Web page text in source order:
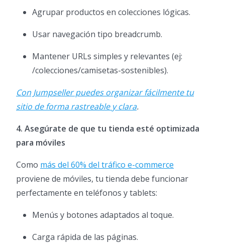
Agrupar productos en colecciones lógicas.
Usar navegación tipo breadcrumb.
Mantener URLs simples y relevantes (ej:
/colecciones/camisetas-sostenibles).
Con Jumpseller puedes organizar fácilmente tu
sitio de forma rastreable y clara.
4. Asegúrate de que tu tienda esté optimizada
para móviles
Como más del 60% del tráfico e-commerce
proviene de móviles, tu tienda debe funcionar
perfectamente en teléfonos y tablets:
Menús y botones adaptados al toque.
Carga rápida de las páginas.